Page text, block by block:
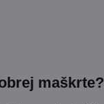
maškrte?